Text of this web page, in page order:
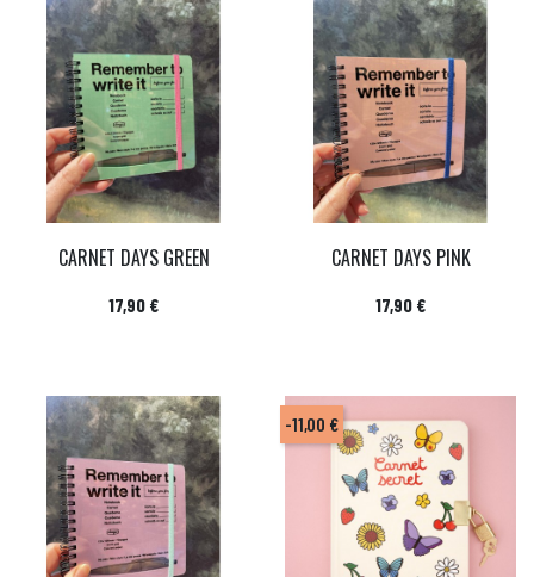
CARNET DAYS GREEN
Prix
17,90 €
CARNET DAYS PINK
Prix
17,90 €
-11,00 €